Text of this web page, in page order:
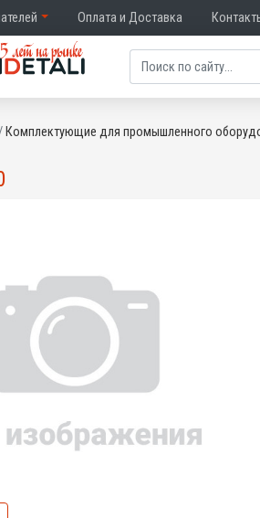
Оплата и Доставка
Комплектующие для промышленного